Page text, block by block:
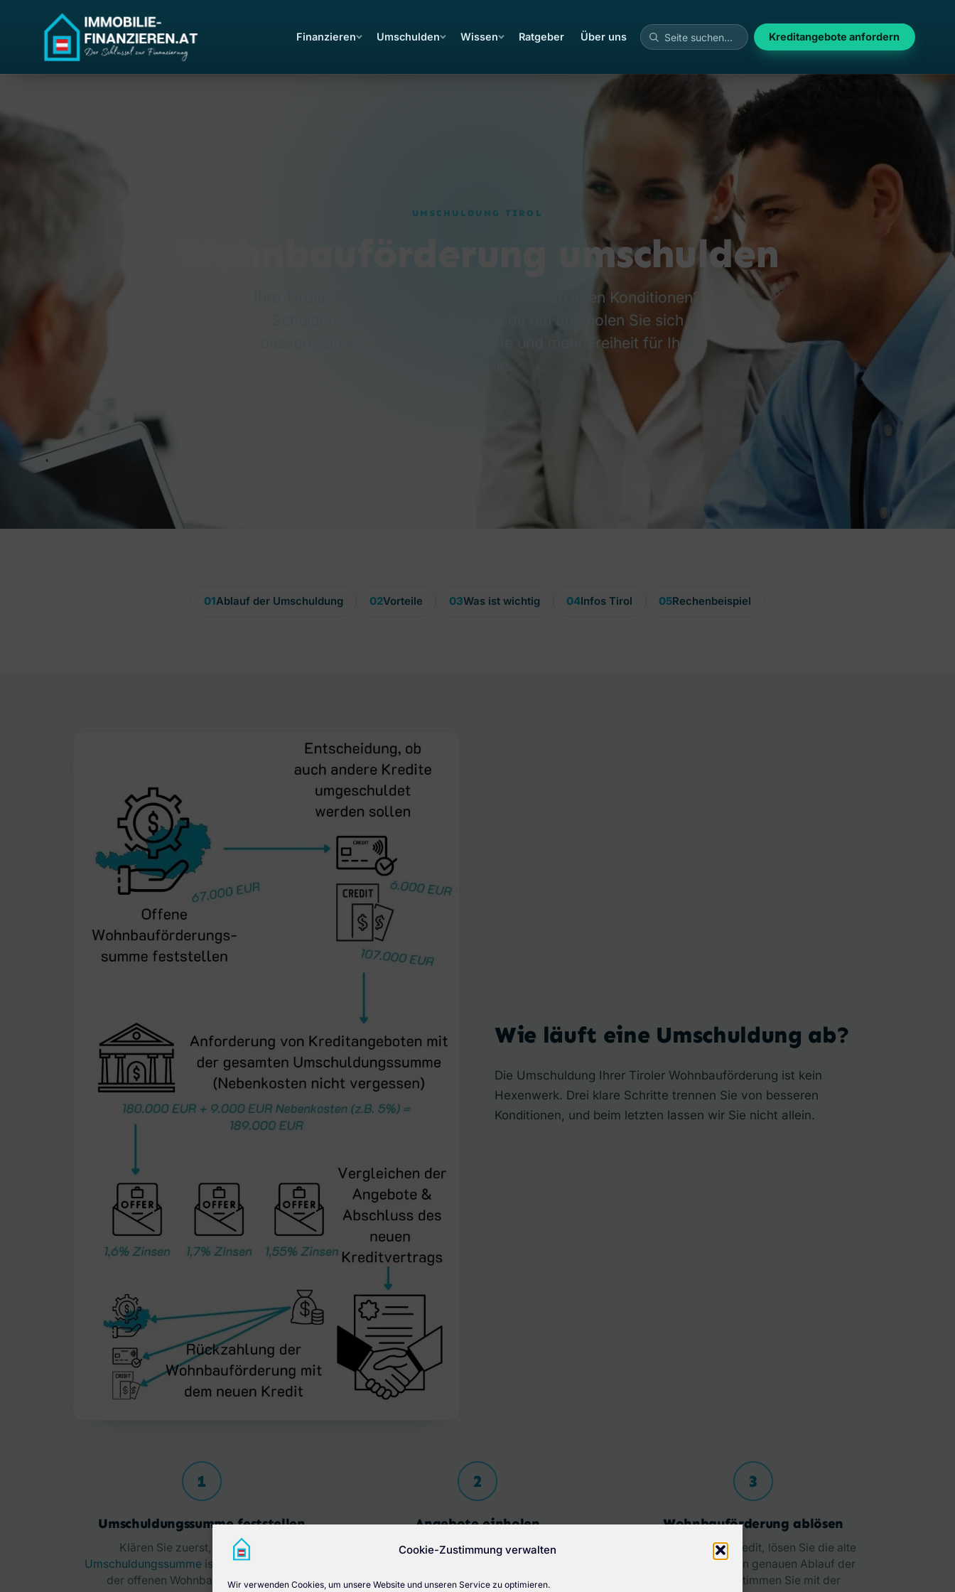
Cookie-Zustimmung verwalten
Wir verwenden Cookies, um unsere Website und unseren Service zu optimieren.
Finanzieren Umschulden Wissen Ratgeber Über uns Kreditangebote anfordern
UMSCHULDUNG TIROL
Wohnbauförderung umschulden
Ihre Tiroler Wohnbauförderung läuft noch zu alten Konditionen?
Schulden Sie sie in einen Bankkredit um und holen Sie sich
bessere Zinsen, eine passende Rate und mehr Freiheit für Ihre
01 Ablauf der Umschuldung 02Vorteile 03Was ist wichtig 04 Infos Tirol 05Rechenbeispiel
Wie läuft eine Umschuldung ab?
Die Umschuldung Ihrer Tiroler Wohnbauförderung ist kein
Hexenwerk. Drei klare Schritte trennen Sie von besseren
Konditionen, und beim letzten lassen wir Sie nicht allein.
1
Umschuldungssumme feststellen
Klären Sie zuerst, wie hoch Ihre
Umschuldungssumme ist. Sie ergibt sich aus
der offenen Wohnbauförderung, den
2
Angebote einholen
Jetzt geht es ans Vergleichen. Über unser
passenden Experten weitergeleitet. Dieser
3
Wohnbauförderung ablösen
Steht Ihr neuer Kredit, lösen Sie die alte
Förderung ab. Den genauen Ablauf der
Rückzahlung stimmen Sie mit der